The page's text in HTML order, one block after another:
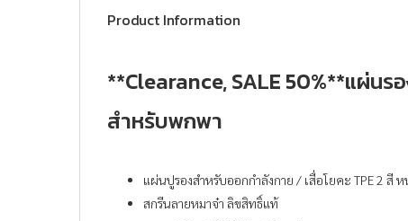
Product Information
**Clearance, SALE 50%**แผ่นร
สำหรับพกพา
แผ่นปูรองสำหรับออกกำลังกาย / เสื่อโยคะ TPE 2 สี ห
สกรีนลายหมาจ๋า ลิขสิทธิ์แท้